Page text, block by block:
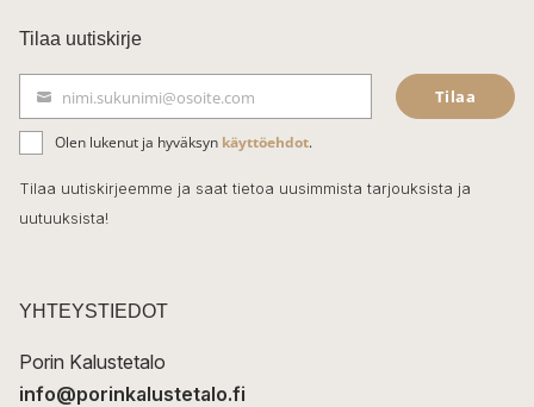
c
e
b
o
o
k
Tilaa uutiskirje
ä
h
k
t
nimi.sukunimi@osoite.com Tilaa
Olen lukenut ja hyväksyn käyttöehdot.
Tilaa uutiskirjeemme ja saat tietoa uusimmista tarjouksista ja
uutuuksista!
YHTEYSTIEDOT
Porin Kalustetalo
info@porinkalustetalo.fi